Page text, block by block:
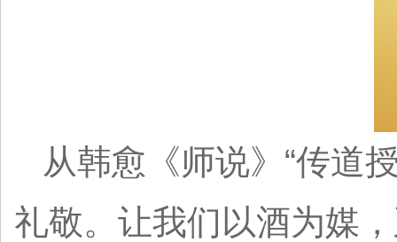
从韩愈《师说》“传道
礼敬。让我们以酒为媒